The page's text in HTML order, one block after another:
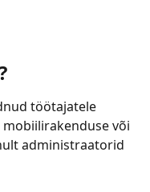
töötajatele
või
administraatorid